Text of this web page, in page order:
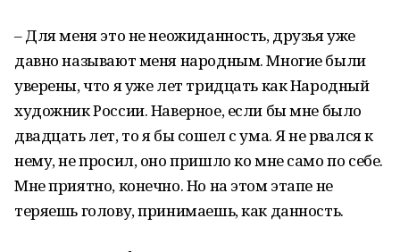
– Для меня это не неожиданность, друзья уже
давно называют меня народным. Многие были
уверены, что я уже лет тридцать как Народный
художник России. Наверное, если бы мне было
двадцать лет, то я бы сошел с ума. Я не рвался к
нему, не просил, оно пришло ко мне само по себе.
Мне приятно, конечно. Но на этом этапе не
теряешь голову, принимаешь, как данность.